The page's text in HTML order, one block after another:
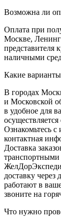
Возможна ли
Оплата при
Москве,
представителя
наличными
Какие
В городах
и Московской
в удобное для
Ознакомьтесь
контактная
Доставка
доставку
работают в
звоните на
Что нужно